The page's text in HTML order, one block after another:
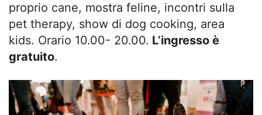
proprio cane, mostra feline, incontri sulla
pet therapy, show di dog cooking, area
kids. Orario 10.00- 20.00. L’ingresso è
gratuito.